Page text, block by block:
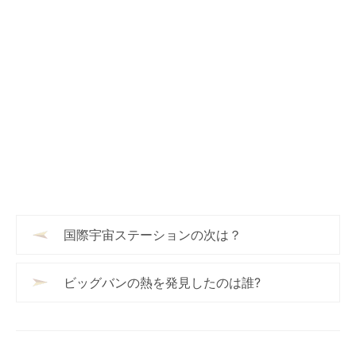
国際宇宙ステーションの次は？
ビッグバンの熱を発見したのは誰?